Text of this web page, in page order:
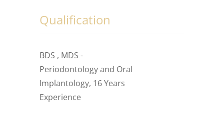
Qualification
BDS , MDS -
Periodontology and Oral
Implantology, 16 Years
Experience